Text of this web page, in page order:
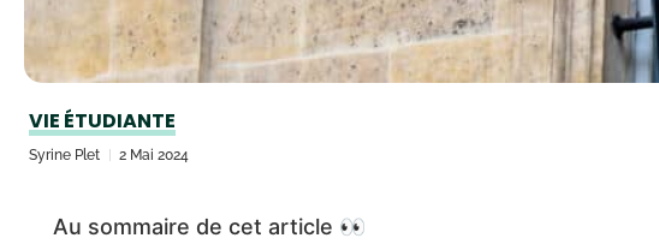
VIE ÉTUDIANTE
Syrine Plet 2 Mai 2024
Au sommaire de cet article 👀